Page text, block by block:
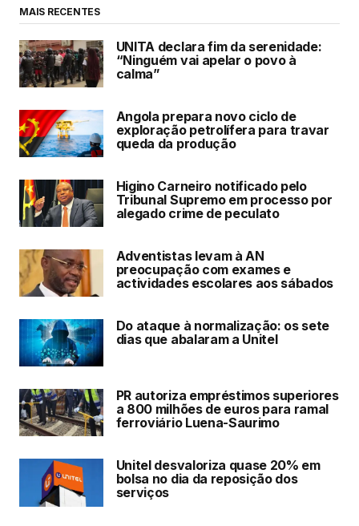
MAIS RECENTES
UNITA declara fim da serenidade:
“Ninguém vai apelar o povo à
calma”
Angola prepara novo ciclo de
exploração petrolífera para travar
queda da produção
Higino Carneiro notificado pelo
Tribunal Supremo em processo por
alegado crime de peculato
Adventistas levam à AN
preocupação com exames e
actividades escolares aos sábados
Do ataque à normalização: os sete
dias que abalaram a Unitel
PR autoriza empréstimos superiores
a 800 milhões de euros para ramal
ferroviário Luena-Saurimo
Unitel desvaloriza quase 20% em
bolsa no dia da reposição dos
serviços